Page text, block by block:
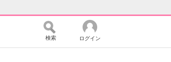
検索 ログイン